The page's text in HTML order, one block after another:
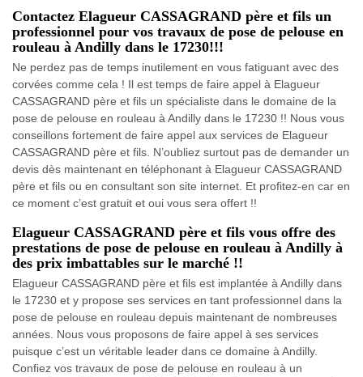
Contactez Elagueur CASSAGRAND père et fils un
professionnel pour vos travaux de pose de pelouse en
rouleau à Andilly dans le 17230!!!
Ne perdez pas de temps inutilement en vous fatiguant avec des
corvées comme cela ! Il est temps de faire appel à Elagueur
CASSAGRAND père et fils un spécialiste dans le domaine de la
pose de pelouse en rouleau à Andilly dans le 17230 !! Nous vous
conseillons fortement de faire appel aux services de Elagueur
CASSAGRAND père et fils. N’oubliez surtout pas de demander un
devis dès maintenant en téléphonant à Elagueur CASSAGRAND
père et fils ou en consultant son site internet. Et profitez-en car en
ce moment c’est gratuit et oui vous sera offert !!
Elagueur CASSAGRAND père et fils vous offre des
prestations de pose de pelouse en rouleau à Andilly à
des prix imbattables sur le marché !!
Elagueur CASSAGRAND père et fils est implantée à Andilly dans
le 17230 et y propose ses services en tant professionnel dans la
pose de pelouse en rouleau depuis maintenant de nombreuses
années. Nous vous proposons de faire appel à ses services
puisque c’est un véritable leader dans ce domaine à Andilly.
Confiez vos travaux de pose de pelouse en rouleau à un